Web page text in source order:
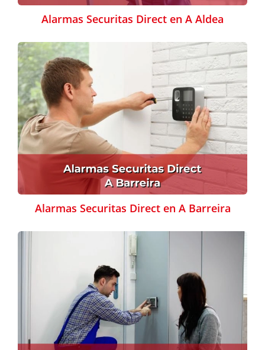
Alarmas Securitas Direct en A Aldea
Alarmas Securitas Direct en A Barreira